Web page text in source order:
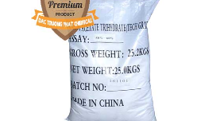
Sodium Acetate – Natri
Acetate Trung Quốc China